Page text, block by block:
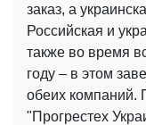
заказ, а
Российская и
также во время
году – в этом
обеих компаний.
"Прогрестех